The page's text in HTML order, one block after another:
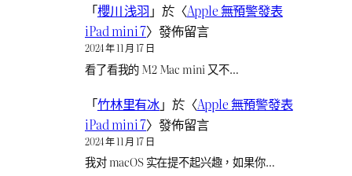
「櫻川 浅羽 」於〈Apple 無預警發表
iPad mini 7〉發佈留言
2024 年 11 月 17 日
看了看我的 M2 Mac mini 又不…
「竹林里有冰」於〈Apple 無預警發表
iPad mini 7〉發佈留言
2024 年 11 月 17 日
我对 macOS 实在提不起兴趣，如果你…